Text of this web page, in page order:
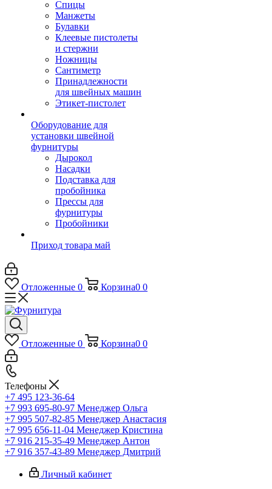
Спицы
Манжеты
Булавки
Клеевые пистолеты
и стержни
Ножницы
Сантиметр
Принадлежности
для швейных машин
Этикет-пистолет
Оборудование для
установки швейной
фурнитуры
Дырокол
Насадки
Подставка для
пробойника
Прессы для
фурнитуры
Пробойники
Приход товара май
Отложенные 0 Корзина0 0
Отложенные 0 Корзина0 0
Телефоны
+7 495 123-36-64
+7 993 695-80-97 Менеджер Ольга
+7 995 507-82-85 Менеджер Анастасия
+7 995 656-11-04 Менеджер Кристина
+7 916 215-35-49 Менеджер Антон
+7 916 357-43-89 Менеджер Дмитрий
Личный кабинет